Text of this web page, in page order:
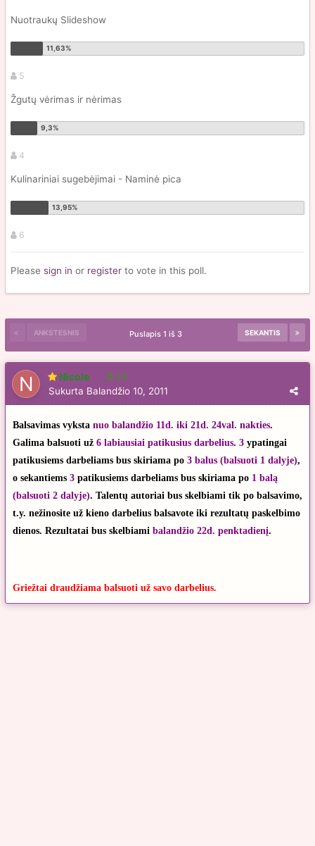
Nuotraukų Slideshow
5
Žgutų vėrimas ir nėrimas
4
Kulinariniai sugebėjimai - Naminė pica
6
Please sign in or register to vote in this poll.
ANKSTESNIS SEKANTIS
Puslapis 1 iš 3
Nicole 56
Sukurta Balandžio 10, 2011
Balsavimas vyksta nuo balandžio 11d. iki 21d. 24val. nakties.
Galima balsuoti už 6 labiausiai patikusius darbelius. 3 ypatingai
patikusiems darbeliams bus skiriama po 3 balus (balsuoti 1 dalyje),
o sekantiems 3 patikusiems darbeliams bus skiriama po 1 balą
(balsuoti 2 dalyje). Talentų autoriai bus skelbiami tik po balsavimo,
t.y. nežinosite už kieno darbelius balsavote iki rezultatų paskelbimo
dienos. Rezultatai bus skelbiami balandžio 22d. penktadienį.
Griežtai draudžiama balsuoti už savo darbelius.